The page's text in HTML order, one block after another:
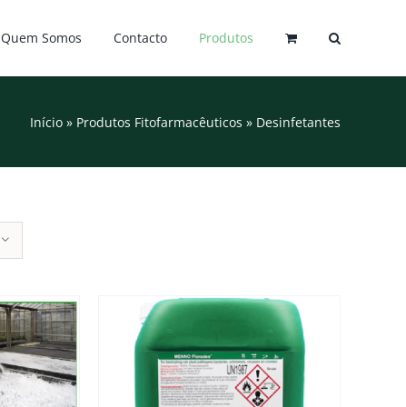
Quem Somos Contacto Produtos
Início » Produtos Fitofarmacêuticos » Desinfetantes